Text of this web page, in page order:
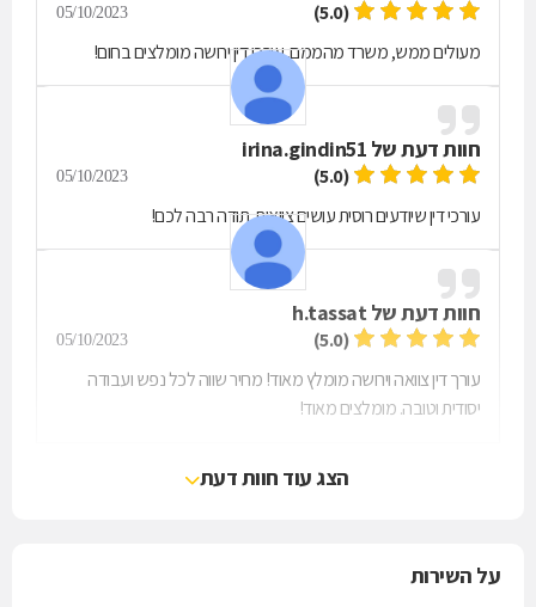
(5.0)
05/10/2023
מעולים ממש, משרד מהממם. עורכי דין ירושה מומלצים בחום!
חוות דעת של irina.gindin51
(5.0)
05/10/2023
עורכי דין שיודעים רוסית עושים צוואות. תודה רבה לכם!
חוות דעת שלh.tassat
(5.0)
05/10/2023
עורך דין צוואה וירושה מומלץ מאוד! מחיר שווה לכל נפש ועבודה
יסודית וטובה. מומלצים מאוד!
הצג עוד חוות דעת
על השירות